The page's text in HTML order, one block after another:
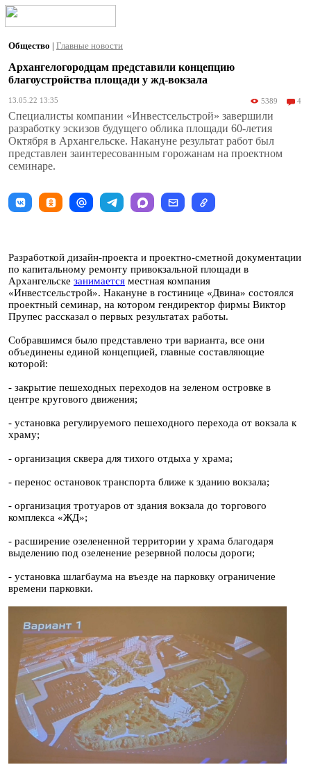
Общество | Главные новости
Архангелогородцам представили концепцию
благоустройства площади у жд-вокзала
13.05.22 13:35 5389 4
Специалисты компании «Инвестсельстрой» завершили
разработку эскизов будущего облика площади 60-летия
Октября в Архангельске. Накануне результат работ был
представлен заинтересованным горожанам на проектном
семинаре.
Разработкой дизайн-проекта и проектно-сметной документации
по капитальному ремонту привокзальной площади в
Архангельске занимается местная компания
«Инвестсельстрой». Накануне в гостинице «Двина» состоялся
проектный семинар, на котором гендиректор фирмы Виктор
Прупес рассказал о первых результатах работы.
Собравшимся было представлено три варианта, все они
объединены единой концепцией, главные составляющие
которой:
- закрытие пешеходных переходов на зеленом островке в
центре кругового движения;
- установка регулируемого пешеходного перехода от вокзала к
храму;
- организация сквера для тихого отдыха у храма;
- перенос остановок транспорта ближе к зданию вокзала;
- организация тротуаров от здания вокзала до торгового
комплекса «ЖД»;
- расширение озелененной территории у храма благодаря
выделению под озеленение резервной полосы дороги;
- установка шлагбаума на въезде на парковку ограничение
времени парковки.